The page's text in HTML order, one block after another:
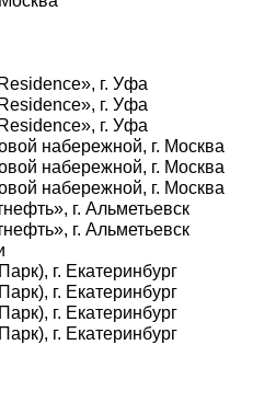
г. Уфа
г. Уфа
г. Уфа
набережной, г. Москва
набережной, г. Москва
набережной, г. Москва
г. Альметьевск
г. Альметьевск
г. Екатеринбург
г. Екатеринбург
г. Екатеринбург
г. Екатеринбург